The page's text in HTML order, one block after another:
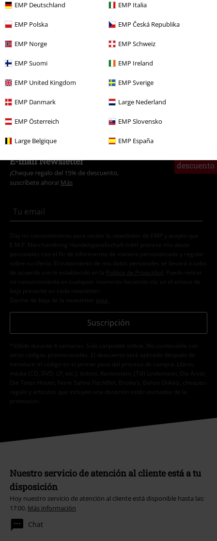
EMP Deutschland EMP Italia
EMP Polska EMP Česká Republika
EMP Norge EMP Schweiz
EMP Suomi EMP Ireland
EMP United Kingdom EMP Sverige
EMP Danmark Large Nederland
EMP Österreich EMP Slovensko
Large Belgique EMP España
descuento
E-mail Newsletter
¡Cheque regalo del 15% de descuento,
suscríbete ahora! Más
Doy mi consentimiento para recibir la newsletter de EMP y acepto que
E.M.P. Merchandising Handelsgesellschaft mbH procese mis datos
personales con el fin de informarme de manera personalizada y regular
sobre su oferta. El tratamiento de mis datos personales se llevará a cabo
de acuerdo con lo establecido en la
Política de Privacidad . Puedo retirar
mi consentimiento en cualquier momento haciendo clic en el enlace de
baja presente en cada newsletter.
Darme de baja de la newsletter
aquí
Suscripción
*Válido durante 4 semanas. Solo canjeable online. No combinable con
otros códigos promocionales. El descuento será aplicado después de
introducir el código en el primer paso del proceso de compra. Libros,
media (CD, DVD, LP, etc.), tickets, Rammstein, (Till) Lindemann, Die Ärzte,
Die Toten Hosen, Feine Sahne Fischfilet, Broilers, Böhse Onkelz, cheques-
regalo y artículos que incluyen una donación están excluidos de la
promoción.
Nuestro servicio de atención al cliente está a tu
disposición
Hoy nuestro servicio de atención al cliente está disponible hasta las:
17:00. Más información
Chat